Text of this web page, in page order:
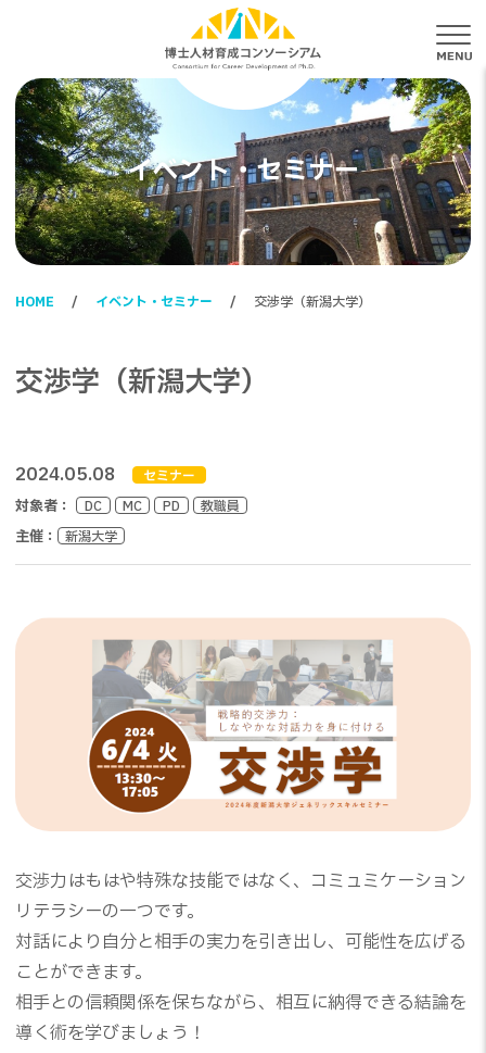
メ
イベント・セミナー
HOME イベント・セミナー 交渉学（新潟大学）
交渉学（新潟大学）
2024.05.08 セミナー
対象者： DC MC PD 教職員
主催： 新潟大学
交渉力はもはや特殊な技能ではなく、コミュミケーション
リテラシーの一つです。
対話により自分と相手の実力を引き出し、可能性を広げる
ことができます。
相手との信頼関係を保ちながら、相互に納得できる結論を
導く術を学びましょう！